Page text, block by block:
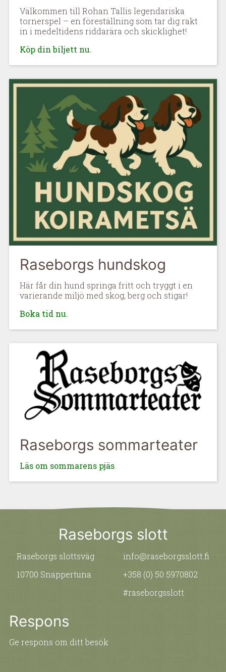
Välkommen till Rohan Tallis legendariska
tornerspel – en föreställning som tar dig rakt
in i medeltidens riddarära och skicklighet!
Köp din biljett nu.
Raseborgs hundskog
Här får din hund springa fritt och tryggt i en
varierande miljö med skog, berg och stigar!
Boka tid nu.
Raseborgs sommarteater
Läs om sommarens pjäs.
Raseborgs slott
Raseborgs slottsväg
10700 Snappertuna
info@raseborgsslott.fi
+358 (0) 50 5970802
#raseborgsslott
Respons
Ge respons om ditt besök